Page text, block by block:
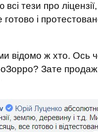
тези про
готово і
відомо ж хто. Ось
Зате